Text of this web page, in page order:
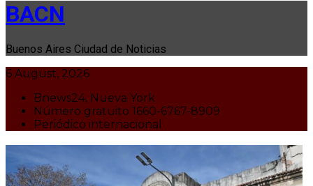
BACN
Buenos Aires Ciudad de Noticias
6 August, 2026
Bnews24, Nueva York
Número gratuito 1660-6767-8909
Periódico internacional